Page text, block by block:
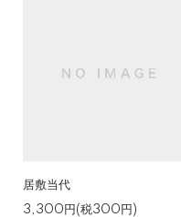
居敷当代
3,300円(税300円)